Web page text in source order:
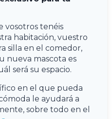
vosotros tenéis
habitación, vuestro
silla en el comedor,
nueva mascota es
será su espacio.
en el que pueda
le ayudará a
sobre todo en el